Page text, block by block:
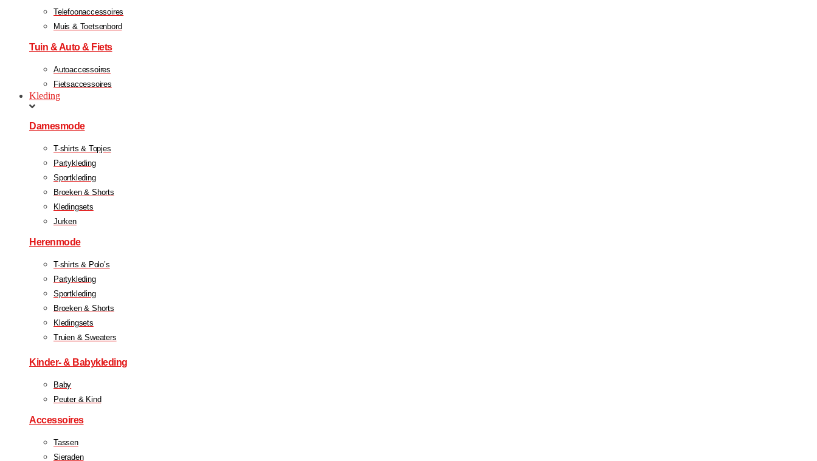
Telefoonaccessoires
Muis & Toetsenbord
Tuin & Auto & Fiets
Autoaccessoires
Fietsaccessoires
Kleding
Damesmode
T-shirts & Topjes
Partykleding
Sportkleding
Broeken & Shorts
Kledingsets
Jurken
Herenmode
T-shirts & Polo’s
Partykleding
Sportkleding
Broeken & Shorts
Kledingsets
Truien & Sweaters
Kinder- & Babykleding
Baby
Peuter & Kind
Accessoires
Tassen
Sieraden